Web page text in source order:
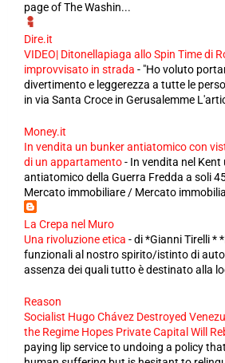
page of The Washin...
Dire.it
VIDEO| Ditonellapiaga allo Spin Time di
improvvisato in strada - "Ho voluto
divertimento e leggerezza a tutte le
in via Santa Croce in Gerusalemme
Money.it
In vendita un bunker antiatomico con
di un appartamento- In vendita nel Kent
antiatomico della Guerra Fredda a soli
Mercato immobiliare / Mercato
La Crepa nel Muro
Una rivoluzione etica -di *Gianni Tirelli *
funzionali al nostro spirito/istinto di
assenza dei quali tutto è destinato alla
Reason
Socialist Hugo Chávez Destroyed
the Regime Hopes Private Capital Will
paying lip service to undoing a policy